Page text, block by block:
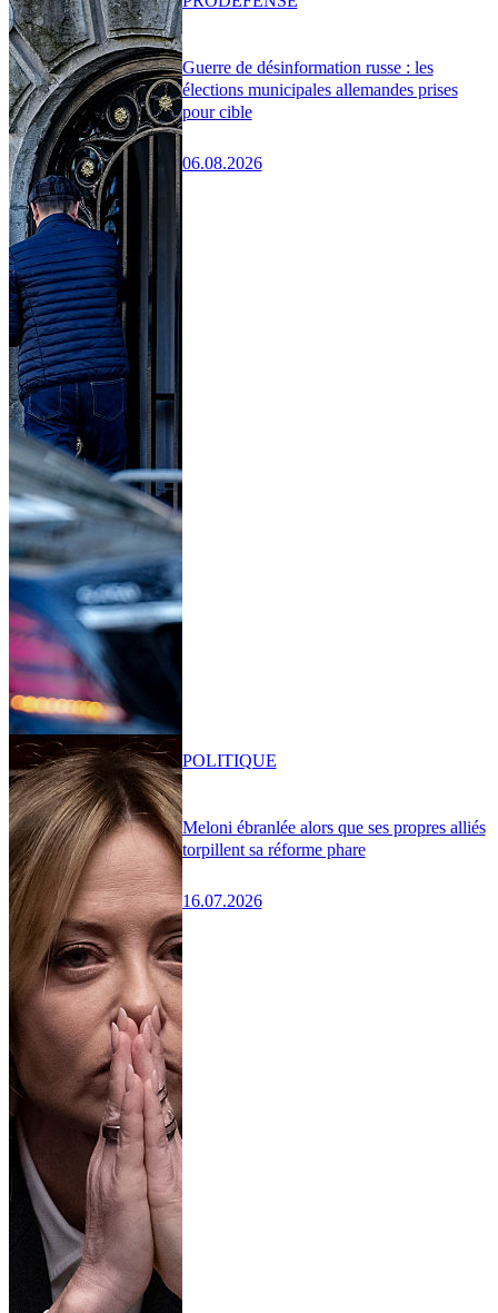
Guerre de désinformation russe : les
élections municipales allemandes prises
pour cible
06.08.2026
Meloni ébranlée alors que ses propres alliés
torpillent sa réforme phare
16.07.2026
POLITIQUE